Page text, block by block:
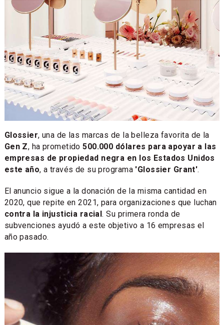
Glossier, una de las marcas de la belleza favorita de la
Gen Z, ha prometido500.000 dólares para apoyar a las
empresas de propiedad negra en los Estados Unidos
este año, a través de su programa 'Glossier Grant'.
El anuncio sigue a la donación de la misma cantidad en
2020, que repite en 2021, para organizaciones que luchan
contra la injusticia racial. Su primera ronda de
subvenciones ayudó a este objetivo a 16 empresas el
año pasado.